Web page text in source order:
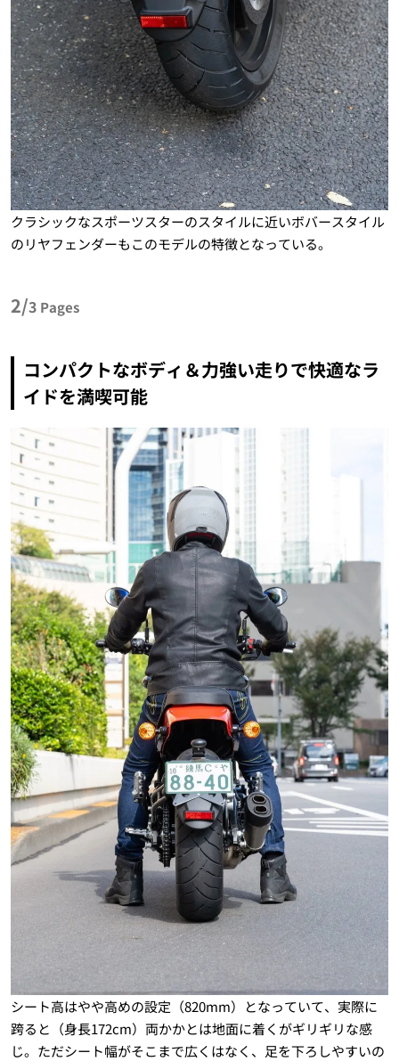
クラシックなスポーツスターのスタイルに近いボバースタイル
のリヤフェンダーもこのモデルの特徴となっている。
2/3 Pages
コンパクトなボディ＆力強い走りで快適なラ
イドを満喫可能
シート高はやや高めの設定（820mm）となっていて、実際に
跨ると（身長172cm）両かかとは地面に着くがギリギリな感
じ。ただシート幅がそこまで広くはなく、足を下ろしやすいの